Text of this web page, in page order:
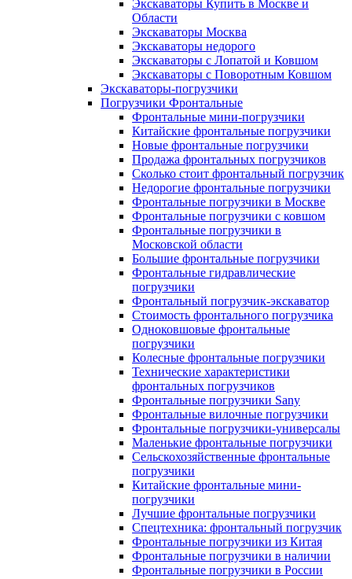
Экскаваторы Купить в Москве и
Области
Экскаваторы Москва
Экскаваторы недорого
Экскаваторы с Лопатой и Ковшом
Экскаваторы с Поворотным Ковшом
Экскаваторы-погрузчики
Погрузчики Фронтальные
Фронтальные мини-погрузчики
Китайские фронтальные погрузчики
Новые фронтальные погрузчики
Продажа фронтальных погрузчиков
Сколько стоит фронтальный погрузчик
Недорогие фронтальные погрузчики
Фронтальные погрузчики в Москве
Фронтальные погрузчики с ковшом
Фронтальные погрузчики в
Московской области
Большие фронтальные погрузчики
Фронтальные гидравлические
погрузчики
Фронтальный погрузчик-экскаватор
Стоимость фронтального погрузчика
Одноковшовые фронтальные
погрузчики
Колесные фронтальные погрузчики
Технические характеристики
фронтальных погрузчиков
Фронтальные погрузчики Sany
Фронтальные вилочные погрузчики
Фронтальные погрузчики-универсалы
Маленькие фронтальные погрузчики
Сельскохозяйственные фронтальные
погрузчики
Китайские фронтальные мини-
погрузчики
Лучшие фронтальные погрузчики
Спецтехника: фронтальный погрузчик
Фронтальные погрузчики из Китая
Фронтальные погрузчики в наличии
Фронтальные погрузчики в России